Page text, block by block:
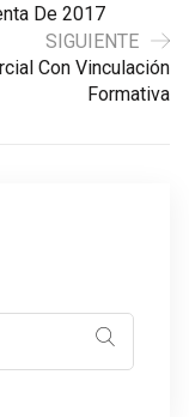
De 2017
SIGUIENTE
Con Vinculación
Formativa